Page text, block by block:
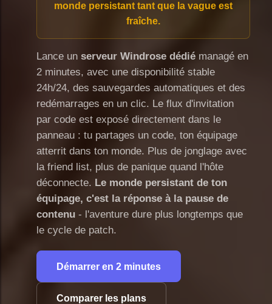
monde persistant tant que la vague est
fraîche.
Lance un serveur Windrose dédié managé en
2 minutes, avec une disponibilité stable
24h/24, des sauvegardes automatiques et des
redémarrages en un clic. Le flux d'invitation
par code est exposé directement dans le
panneau : tu partages un code, ton équipage
atterrit dans ton monde. Plus de jonglage avec
la friend list, plus de panique quand l'hôte
déconnecte. Le monde persistant de ton
équipage, c'est la réponse à la pause de
contenu - l'aventure dure plus longtemps que
le cycle de patch.
Démarrer en 2 minutes
Comparer les plans